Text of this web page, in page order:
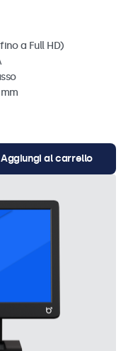
a Full HD)
Aggiungi al carrello